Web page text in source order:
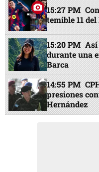
15:27 PM
temible 11
15:20 PM Así
durante una
Barca
14:55 PM
presiones
Hernández